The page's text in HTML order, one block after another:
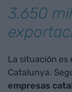
3.650
La situación es
Catalunya.
empresas